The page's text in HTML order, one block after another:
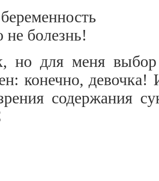
но для меня
конечно,
содержания